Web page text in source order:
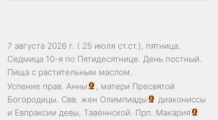
7 августа 2026 г. ( 25 июля ст.ст.), пятница.
Седмица 10-я по Пятидесятнице. День постный.
Пища с растительным маслом.
Успение прав. Анны
, матери Пресвятой
Богородицы. Свв. жен Олимпиады
диакониссы
и Евпраксии девы, Тавеннской. Прп. Макария